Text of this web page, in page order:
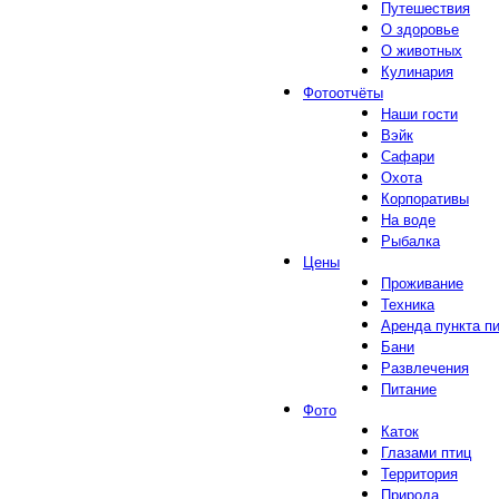
Путешествия
О здоровье
О животных
Кулинария
Фотоотчёты
Наши гости
Вэйк
Сафари
Охота
Корпоративы
На воде
Рыбалка
Цены
Проживание
Техника
Аренда пункта
Бани
Развлечения
Питание
Фото
Каток
Глазами птиц
Территория
Природа